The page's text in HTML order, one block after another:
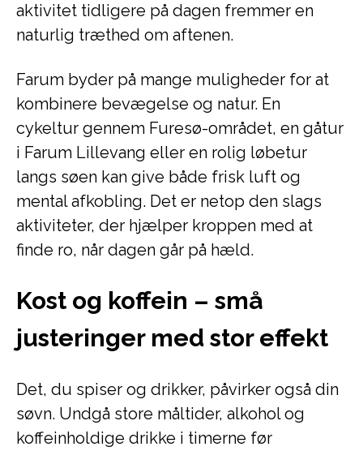
aktivitet tidligere på dagen fremmer en
naturlig træthed om aftenen.
Farum byder på mange muligheder for at
kombinere bevægelse og natur. En
cykeltur gennem Furesø-området, en gåtur
i Farum Lillevang eller en rolig løbetur
langs søen kan give både frisk luft og
mental afkobling. Det er netop den slags
aktiviteter, der hjælper kroppen med at
finde ro, når dagen går på hæld.
Kost og koffein – små
justeringer med stor effekt
Det, du spiser og drikker, påvirker også din
søvn. Undgå store måltider, alkohol og
koffeinholdige drikke i timerne før